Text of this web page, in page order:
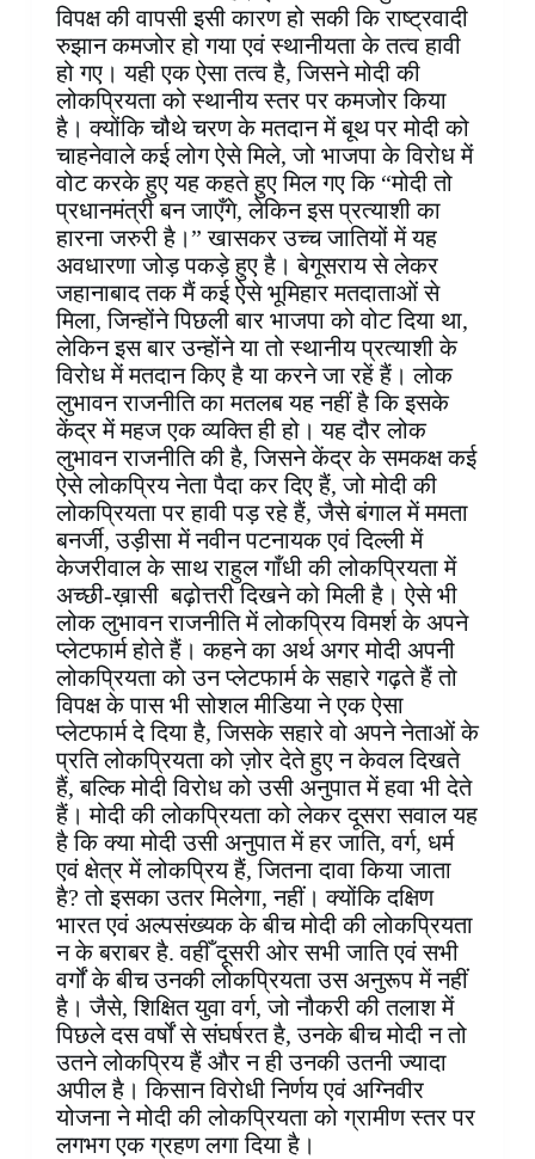
विपक्ष की वापसी इसी कारण हो सकी कि राष्ट्रवादी
रुझान कमजोर हो गया एवं स्थानीयता के तत्व हावी
हो गए। यही एक ऐसा तत्व है, जिसने मोदी की
लोकप्रियता को स्थानीय स्तर पर कमजोर किया
है। क्योंकि चौथे चरण के मतदान में बूथ पर मोदी को
चाहनेवाले कई लोग ऐसे मिले, जो भाजपा के विरोध में
वोट करके हुए यह कहते हुए मिल गए कि “मोदी तो
प्रधानमंत्री बन जाएँगे, लेकिन इस प्रत्याशी का
हारना जरुरी है।” खासकर उच्च जातियों में यह
अवधारणा जोड़ पकड़े हुए है। बेगूसराय से लेकर
जहानाबाद तक मैं कई ऐसे भूमिहार मतदाताओं से
मिला, जिन्होंने पिछली बार भाजपा को वोट दिया था,
लेकिन इस बार उन्होंने या तो स्थानीय प्रत्याशी के
विरोध में मतदान किए है या करने जा रहें हैं। लोक
लुभावन राजनीति का मतलब यह नहीं है कि इसके
केंद्र में महज एक व्यक्ति ही हो। यह दौर लोक
लुभावन राजनीति की है, जिसने केंद्र के समकक्ष कई
ऐसे लोकप्रिय नेता पैदा कर दिए हैं, जो मोदी की
लोकप्रियता पर हावी पड़ रहे हैं, जैसे बंगाल में ममता
बनर्जी, उड़ीसा में नवीन पटनायक एवं दिल्ली में
केजरीवाल के साथ राहुल गाँधी की लोकप्रियता में
अच्छी-ख़ासी बढ़ोत्तरी दिखने को मिली है। ऐसे भी
लोक लुभावन राजनीति में लोकप्रिय विमर्श के अपने
प्लेटफार्म होते हैं। कहने का अर्थ अगर मोदी अपनी
लोकप्रियता को उन प्लेटफार्म के सहारे गढ़ते हैं तो
विपक्ष के पास भी सोशल मीडिया ने एक ऐसा
प्लेटफार्म दे दिया है, जिसके सहारे वो अपने नेताओं के
प्रति लोकप्रियता को ज़ोर देते हुए न केवल दिखते
हैं, बल्कि मोदी विरोध को उसी अनुपात में हवा भी देते
हैं। मोदी की लोकप्रियता को लेकर दूसरा सवाल यह
है कि क्या मोदी उसी अनुपात में हर जाति, वर्ग, धर्म
एवं क्षेत्र में लोकप्रिय हैं, जितना दावा किया जाता
है? तो इसका उतर मिलेगा, नहीं। क्योंकि दक्षिण
भारत एवं अल्पसंख्यक के बीच मोदी की लोकप्रियता
न के बराबर है. वहीँ दूसरी ओर सभी जाति एवं सभी
वर्गों के बीच उनकी लोकप्रियता उस अनुरूप में नहीं
है। जैसे, शिक्षित युवा वर्ग, जो नौकरी की तलाश में
पिछले दस वर्षों से संघर्षरत है, उनके बीच मोदी न तो
उतने लोकप्रिय हैं और न ही उनकी उतनी ज्यादा
अपील है। किसान विरोधी निर्णय एवं अग्निवीर
योजना ने मोदी की लोकप्रियता को ग्रामीण स्तर पर
लगभग एक ग्रहण लगा दिया है।